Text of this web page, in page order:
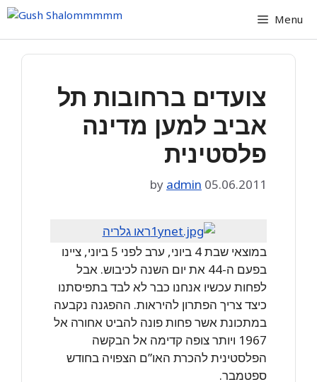
Skip
content
Menu
צועדים ברחובות תל
אביב למען מדינה
פלסטינית
05.06.2011
by admin
ראו גלריה
במוצאי שבת 4 ביוני, ערב לפני 5 ביוני, ציינו
בפעם ה-44 את יום השנה לכיבוש. אבל
לפחות עכשיו אנחנו כבר לא לבד בתפיסתנו
כיצד צריך הפתרון להיראות. ההפגנה נקבעה
במתכונת אשר פחות פונה להביט אחורה אל
1967 ויותר צופה קדימה אל הבקשה
הפלסטינית להכרת האו”ם הצפויה בחודש
ספטמבר.